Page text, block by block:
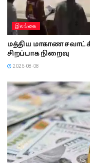
இலங்கை
மத்திய மாகாண சவாட்
சிறப்பாக நிறைவு
2026-08-08